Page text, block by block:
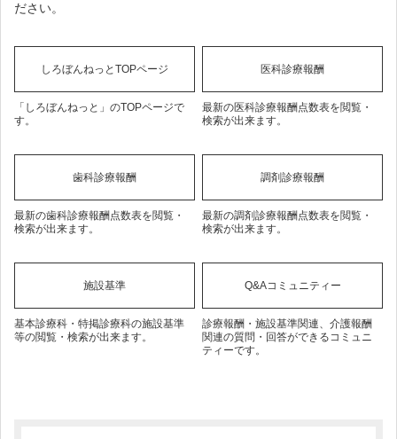
ださい。
しろぼんねっとTOPページ
「しろぼんねっと」のTOPページで
す。
医科診療報酬
最新の医科診療報酬点数表を閲覧・
検索が出来ます。
歯科診療報酬
最新の歯科診療報酬点数表を閲覧・
検索が出来ます。
調剤診療報酬
最新の調剤診療報酬点数表を閲覧・
検索が出来ます。
施設基準
基本診療科・特掲診療科の施設基準
等の閲覧・検索が出来ます。
Q&Aコミュニティー
診療報酬・施設基準関連、介護報酬
関連の質問・回答ができるコミュニ
ティーです。